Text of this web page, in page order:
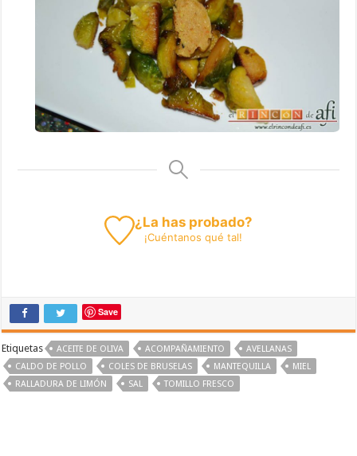
¿La has probado?
¡Cuéntanos qué tal!
Save
Etiquetas ACEITE DE OLIVA ACOMPAÑAMIENTO
AVELLANAS
CALDO DE POLLO
COLES DE BRUSELAS MANTEQUILLA
MIEL
RALLADURA DE LIMÓN
SAL TOMILLO FRESCO